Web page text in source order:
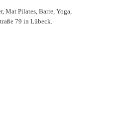
Mat Pilates, Barre, Yoga,
79 in Lübeck.